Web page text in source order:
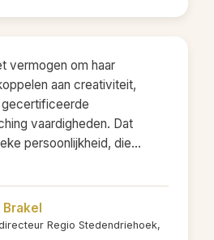
vermogen om haar
aan creativiteit,
vaardigheden. Dat
persoonlijkheid, die
te halen. Sonsoles
haar bescheiden
ze in staat is al haar
Regio Stedendriehoek,